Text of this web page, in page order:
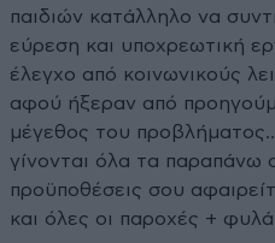
παιδιών κατάλληλο να
εύρεση και υποχρεωτική
έλεγχο από κοινωνικούς
αφού ήξεραν από
μέγεθος του
γίνονται όλα τα παραπάνω
προϋποθέσεις σου
και όλες οι παροχές +